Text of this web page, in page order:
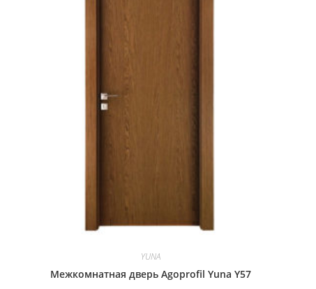
YUNA
Межкомнатная дверь Agoprofil Yuna Y57